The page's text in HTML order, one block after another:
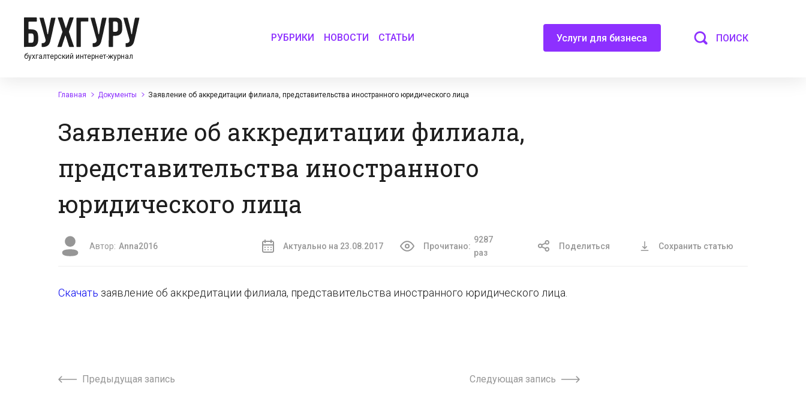
бухгалтерский интернет-журнал
РУБРИКИ НОВОСТИ СТАТЬИ Услуги для бизнеса ПОИСК
Главная Документы Заявление об аккредитации филиала, представительства иностранного юридического лица
Заявление об аккредитации филиала,
представительства иностранного
юридического лица
Автор: Anna2016 Актуально на 23.08.2017 Прочитано:
9287
раз
Поделиться Сохранить статью
Скачать заявление об аккредитации филиала, представительства иностранного юридического лица.
Предыдущая запись Следующая запись